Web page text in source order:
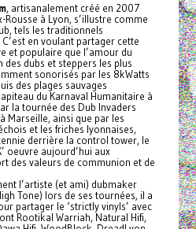
, artisanalement créé en 2007
Rousse à Lyon, s’illustre comme
tels les traditionnels
en voulant partager cette
et populaire que l’amour du
dubs et steppers les plus
sonorisés par les 8kWatts
des plages sauvages
du Karnaval Humanitaire à
la tournée des Dub Invaders
Marseille, ainsi que par les
et les friches lyonnaises,
derrière la control tower, le
oeuvre aujourd’hui aux
des valeurs de communion et de
l’artiste (et ami) dubmaker
Tone) lors de ses tournées, il a
partager le ‘strictly vinyls’ avec
Rootikal Warriah, Natural Hifi,